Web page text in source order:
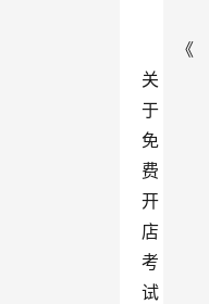
《
关
于
免
费
开
店
考
试